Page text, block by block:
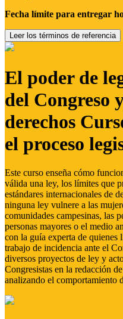
Fecha límite para entregar
Leer los términos de referencia
El poder de
del Congreso
derechos
el proceso
Este curso enseña cómo
válida una ley, los límites que
estándares internacionales de
ninguna ley vulnere a las
comunidades campesinas, las
personas mayores o el medio
con la guía experta de quienes
trabajo de incidencia ante el
diversos proyectos de ley y
Congresistas en la redacción
analizando el comportamiento